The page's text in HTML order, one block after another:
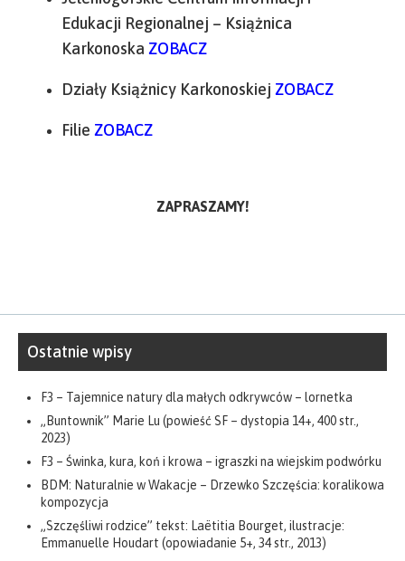
Edukacji Regionalnej – Książnica
Karkonoska ZOBACZ
Działy Książnicy Karkonoskiej ZOBACZ
Filie ZOBACZ
ZAPRASZAMY!
Ostatnie wpisy
F3 – Tajemnice natury dla małych odkrywców – lornetka
„Buntownik” Marie Lu (powieść SF – dystopia 14+, 400 str.,
2023)
F3 – Świnka, kura, koń i krowa – igraszki na wiejskim podwórku
BDM: Naturalnie w Wakacje – Drzewko Szczęścia: koralikowa
kompozycja
„Szczęśliwi rodzice” tekst: Laëtitia Bourget, ilustracje:
Emmanuelle Houdart (opowiadanie 5+, 34 str., 2013)